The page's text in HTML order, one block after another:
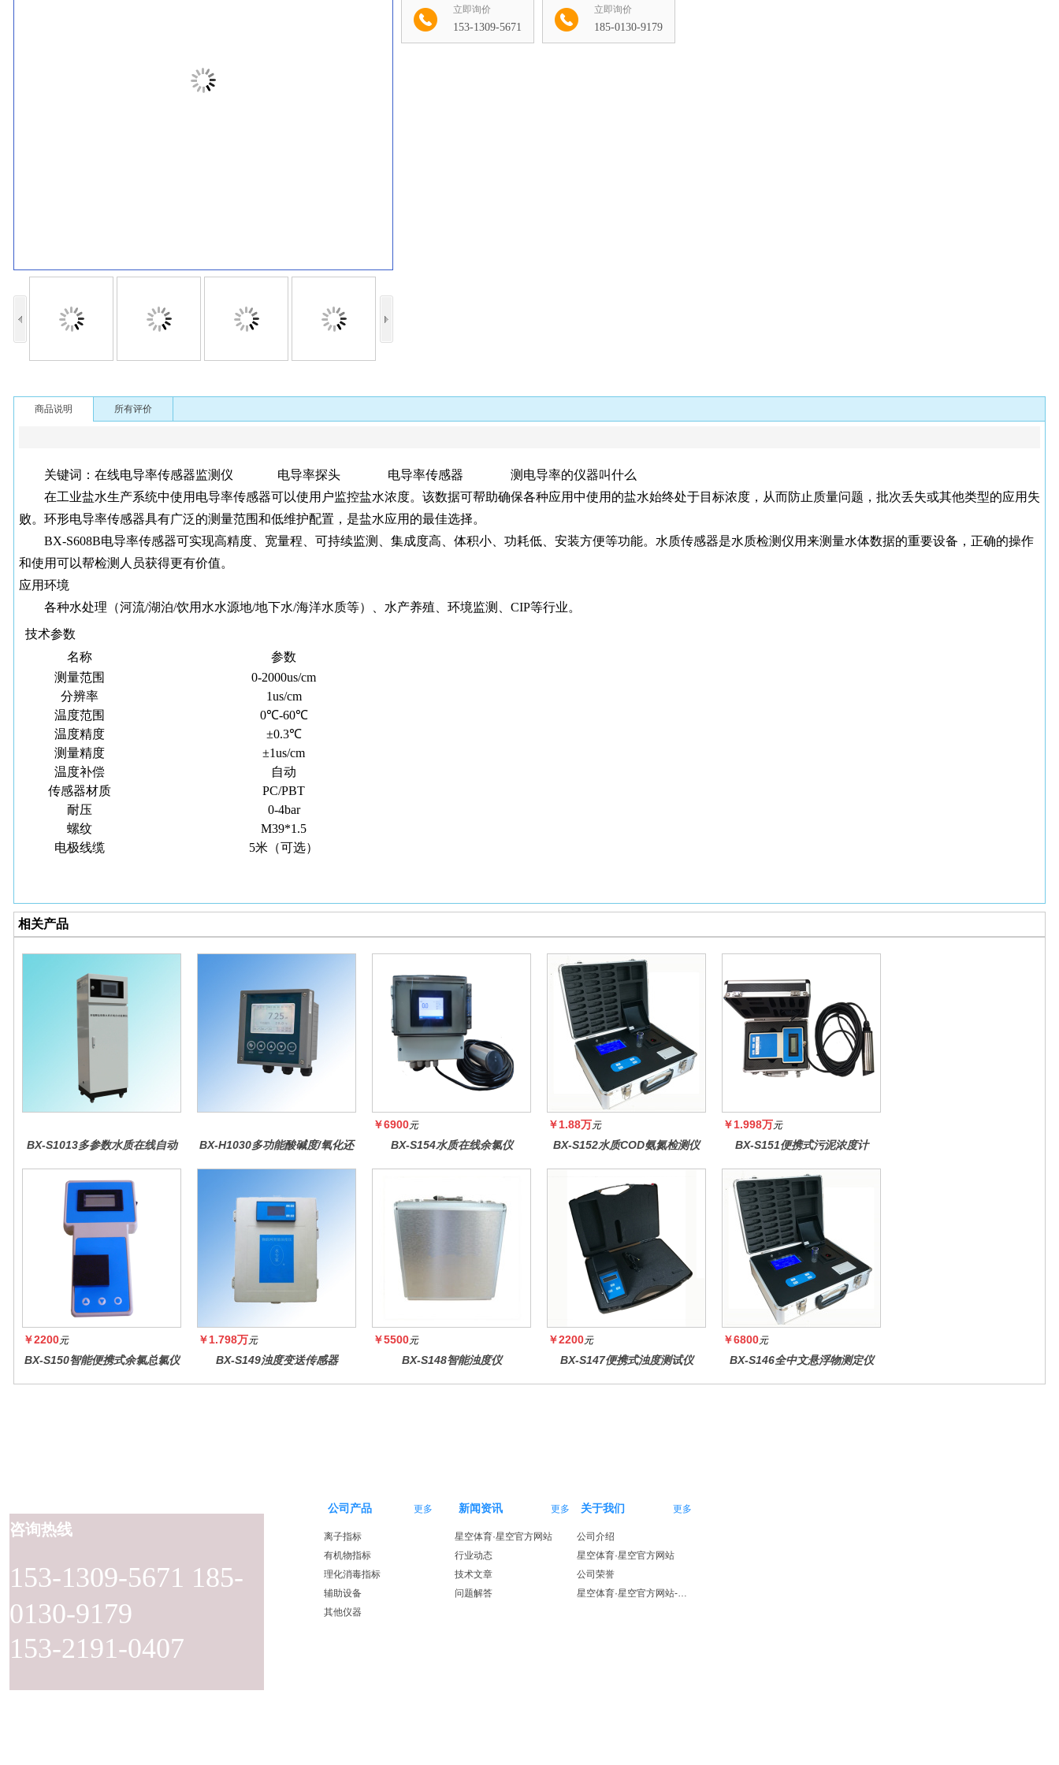
立即询价
153-1309-5671
立即询价
185-0130-9179
商品说明 所有评价
关键词：在线电导率传感器监测仪 电导率探头 电导率传感器 测电导率的仪器叫什么
在工业盐水生产系统中使用电导率传感器可以使用户监控盐水浓度。该数据可帮助确保各种应用中使用的盐水始终处于目标浓度，从而防止质量问题，批次丢失或其他类型的应用失
败。环形电导率传感器具有广泛的测量范围和低维护配置，是盐水应用的最佳选择。
BX-S608B电导率传感器可实现高精度、宽量程、可持续监测、集成度高、体积小、功耗低、安装方便等功能。水质传感器是水质检测仪用来测量水体数据的重要设备，正确的操作
和使用可以帮检测人员获得更有价值。
应用环境
各种水处理（河流/湖泊/饮用水水源地/地下水/海洋水质等）、水产养殖、环境监测、CIP等行业。
技术参数
名称
参数
测量范围
0-2000us/cm
分辨率
1us/cm
温度范围
0℃-60℃
温度精度
±0.3℃
测量精度
±1us/cm
温度补偿
自动
传感器材质
PC/PBT
耐压
0-4bar
螺纹
M39*1.5
电极线缆
5米（可选）
相关产品
BX-S1013多参数水质在线自动
BX-H1030多功能酸碱度/氧化还
￥6900元
BX-S154水质在线余氯仪
￥1.88万元
BX-S152水质COD氨氮检测仪
￥1.998万元
BX-S151便携式污泥浓度计
￥2200元
BX-S150智能便携式余氯总氯仪
￥1.798万元
BX-S149浊度变送传感器
￥5500元
BX-S148智能浊度仪
￥2200元
BX-S147便携式浊度测试仪
￥6800元
BX-S146全中文悬浮物测定仪
153-1309-5671 185-
0130-9179
153-2191-0407
咨询热线
新闻资讯 更多
星空体育·星空官方网站
行业动态
技术文章
问题解答
公司产品 更多
离子指标
有机物指标
理化消毒指标
辅助设备
其他仪器
关于我们 更多
公司介绍
星空体育·星空官方网站
公司荣誉
星空体育·星空官方网站-星空体育（中国）